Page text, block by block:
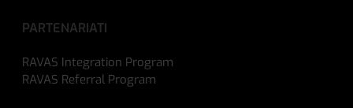
PARTENARIATI
RAVAS Integration Program
RAVAS Referral Program